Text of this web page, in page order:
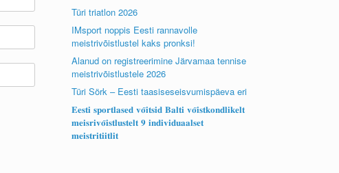
Türi triatlon 2026
IMsport noppis Eesti rannavolle
meistrivõistlustel kaks pronksi!
Alanud on registreerimine Järvamaa tennise
meistrivõistlustele 2026
Türi Sörk – Eesti taasiseseisvumispäeva eri
𝐄𝐞𝐬𝐭𝐢 𝐬𝐩𝐨𝐫𝐭𝐥𝐚𝐬𝐞𝐝 𝐯𝐨̃𝐢𝐭𝐬𝐢𝐝 𝐁𝐚𝐥𝐭𝐢 𝐯𝐨̃𝐢𝐬𝐭𝐤𝐨𝐧𝐝𝐥𝐢𝐤𝐞𝐥𝐭
𝐦𝐞𝐢𝐬𝐫𝐢𝐯𝐨̃𝐢𝐬𝐭𝐥𝐮𝐬𝐭𝐞𝐥𝐭 𝟗 𝐢𝐧𝐝𝐢𝐯𝐢𝐝𝐮𝐚𝐚𝐥𝐬𝐞𝐭
𝐦𝐞𝐢𝐬𝐭𝐫𝐢𝐭𝐢𝐢𝐭𝐥𝐢𝐭